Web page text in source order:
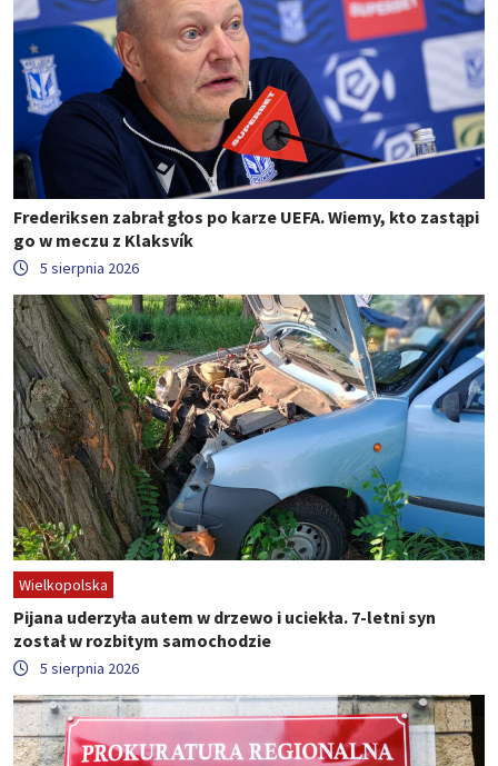
Frederiksen zabrał głos po karze UEFA. Wiemy, kto zastąpi
go w meczu z Klaksvík
5 sierpnia 2026
Wielkopolska
Pijana uderzyła autem w drzewo i uciekła. 7-letni syn
został w rozbitym samochodzie
5 sierpnia 2026